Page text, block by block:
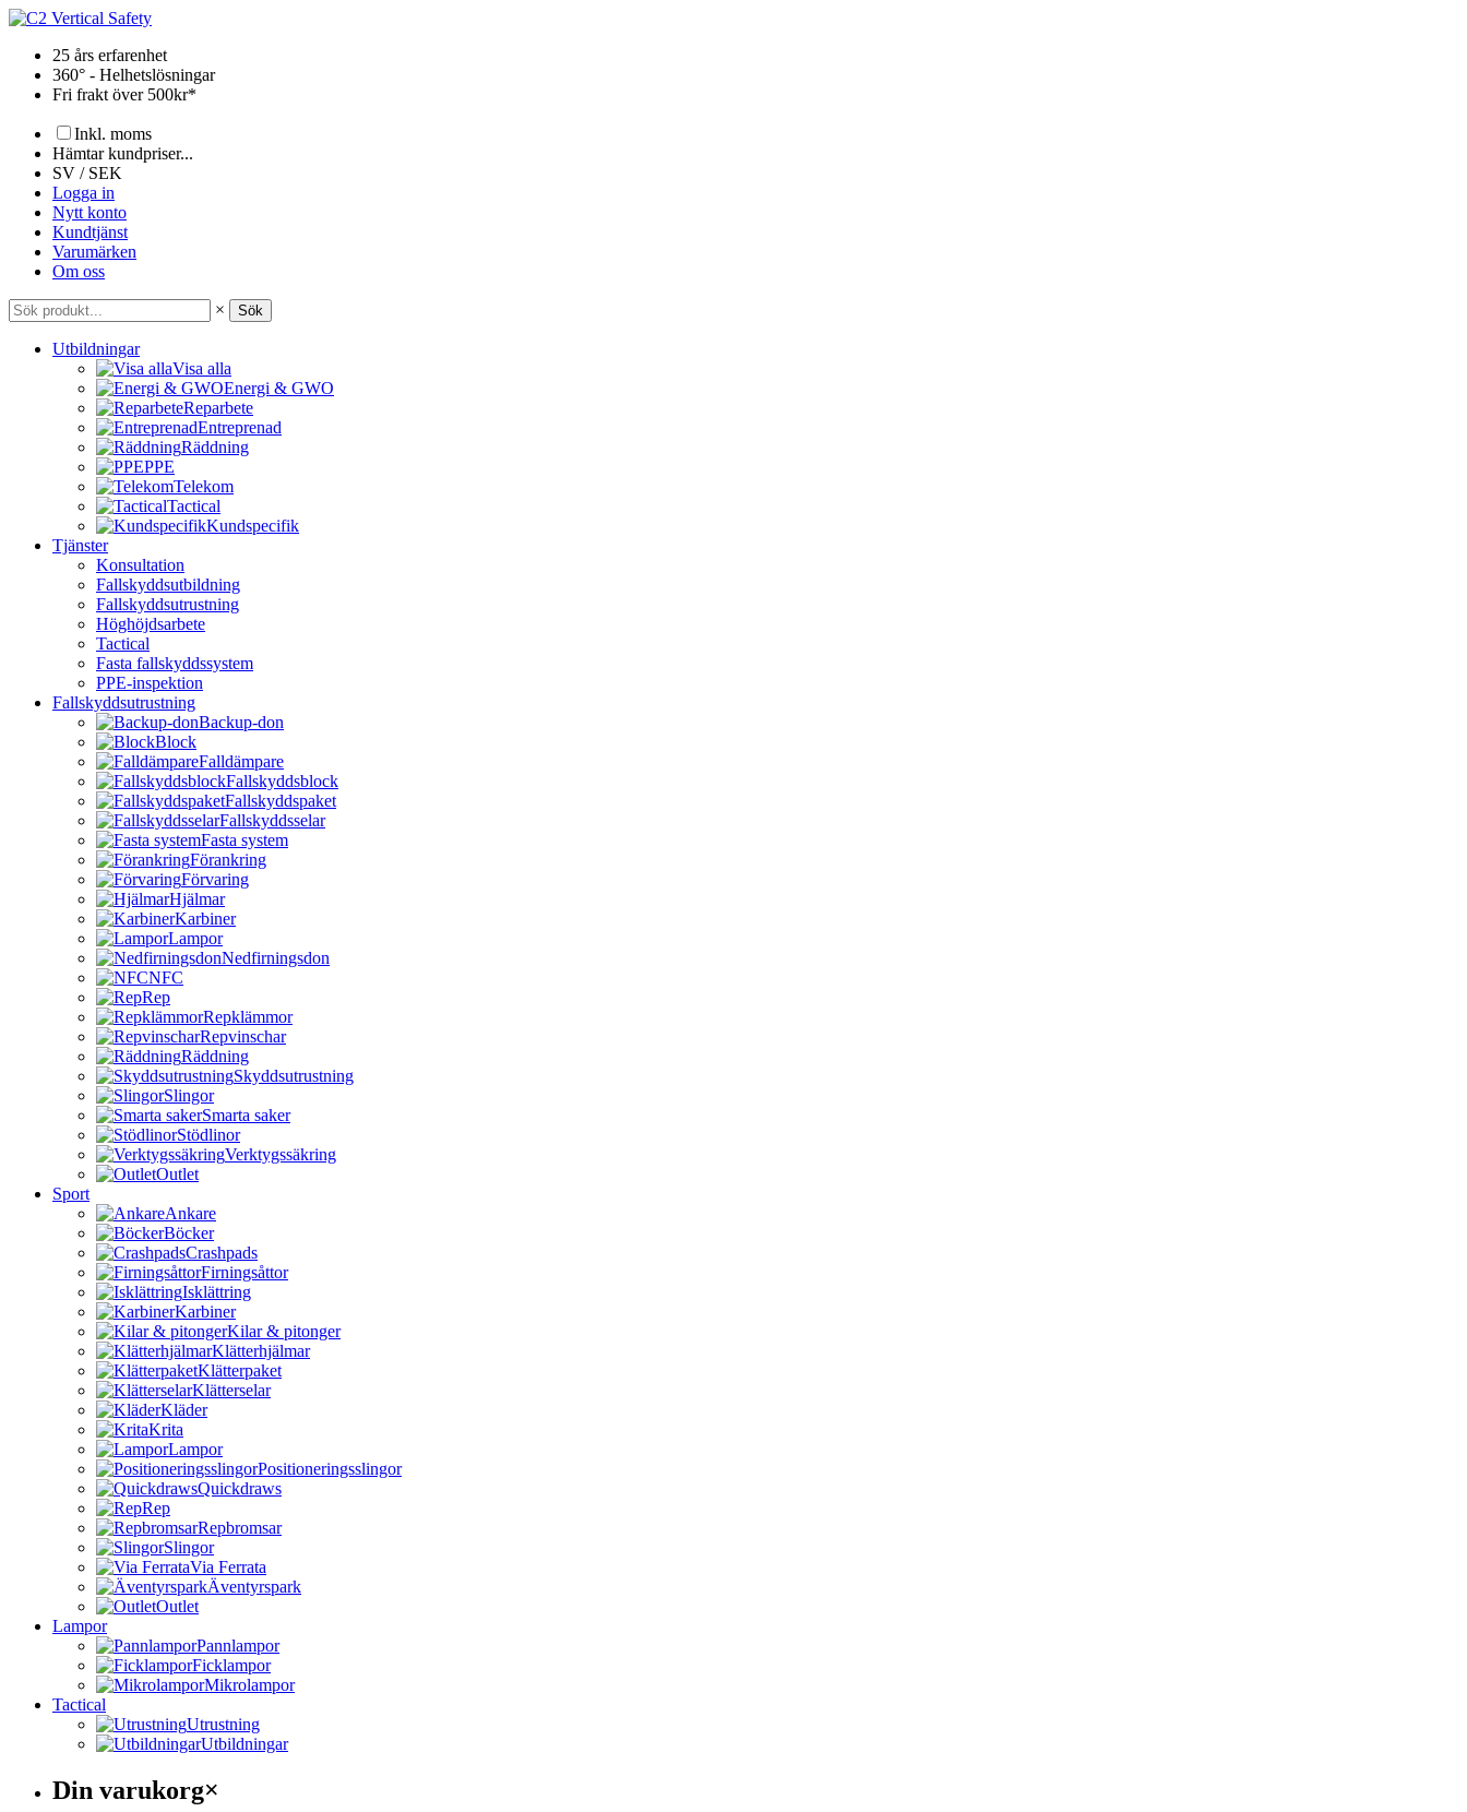
Hoppa
innehåll25 års erfarenhet
360° - Helhetslösningar
Fri frakt över 500kr*
Inkl. moms
Hämtar kundpriser...
SV / SEK
Logga in
Nytt konto
Kundtjänst
Varumärken
Om oss
× Sök
Utbildningar
Visa alla
Energi & GWO
Reparbete
Entreprenad
Räddning
PPE
Telekom
Tactical
Kundspecifik
Tjänster
Konsultation
Fallskyddsutbildning
Fallskyddsutrustning
Höghöjdsarbete
Tactical
Fasta fallskyddssystem
PPE-inspektion
Fallskyddsutrustning
Backup-don
Block
Falldämpare
Fallskyddsblock
Fallskyddspaket
Fallskyddsselar
Fasta system
Förankring
Förvaring
Hjälmar
Karbiner
Lampor
Nedfirningsdon
NFC
Rep
Repklämmor
Repvinschar
Räddning
Skyddsutrustning
Slingor
Smarta saker
Stödlinor
Verktygssäkring
Outlet
Sport
Ankare
Böcker
Crashpads
Firningsåttor
Isklättring
Karbiner
Kilar & pitonger
Klätterhjälmar
Klätterpaket
Klätterselar
Kläder
Krita
Lampor
Positioneringsslingor
Quickdraws
Rep
Repbromsar
Slingor
Via Ferrata
Äventyrspark
Outlet
Lampor
Pannlampor
Ficklampor
Mikrolampor
Tactical
Utrustning
Utbildningar
Varukorg
Din varukorg×